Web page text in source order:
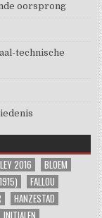
oorsprong
technische
2016
BLOEM
FALLOU
HANZESTAD